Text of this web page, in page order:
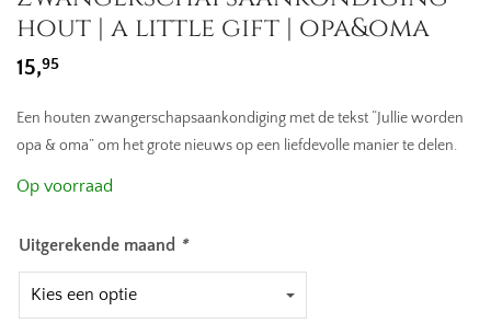
hout | a little gift | opa&oma
15,95
Een houten zwangerschapsaankondiging met de tekst “Jullie worden
opa & oma” om het grote nieuws op een liefdevolle manier te delen.
Op voorraad
Uitgerekende maand *